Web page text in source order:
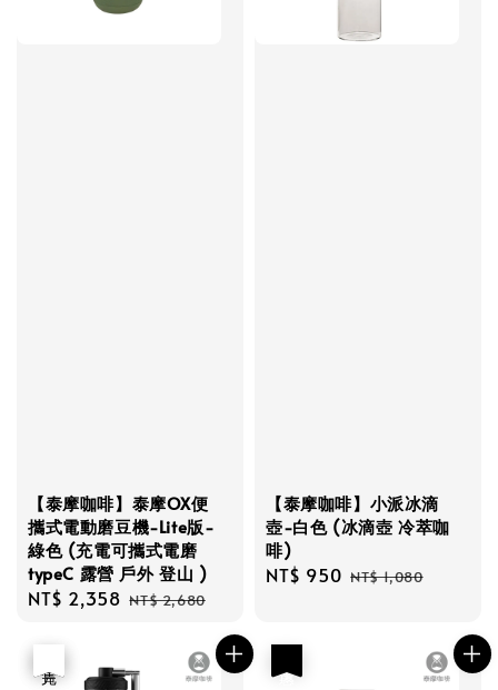
【泰摩咖啡】泰摩OX便
攜式電動磨豆機-Lite版-
綠色 (充電可攜式電磨
typeC 露營 戶外 登山 )
Sale
NT$ 2,358 Regular
NT$ 2,680
【泰摩咖啡】小派冰滴
壺-白色 (冰滴壺 冷萃咖
啡)
Sale
NT$ 950 Regular
NT$ 1,080